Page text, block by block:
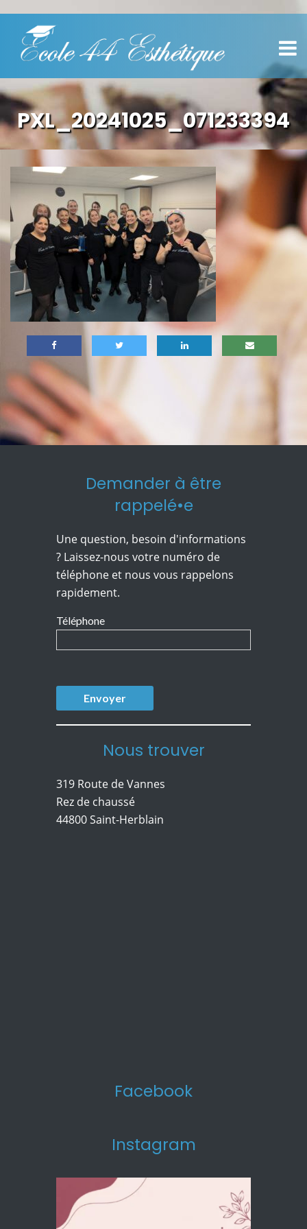
PXL_20241025_071233394
Demander à être
rappelé•e
Une question, besoin d'informations
? Laissez-nous votre numéro de
téléphone et nous vous rappelons
rapidement.
Téléphone
Nous trouver
319 Route de Vannes
Rez de chaussé
44800 Saint-Herblain
Facebook
Instagram